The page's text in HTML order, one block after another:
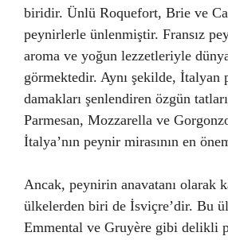
biridir. Ünlü Roquefort, Brie ve
peynirlerle ünlenmiştir. Fransız
aroma ve yoğun lezzetleriyle
görmektedir. Aynı şekilde, İtalyan
damakları şenlendiren özgün
Parmesan, Mozzarella ve
İtalya’nın peynir mirasının en
Ancak, peynirin anavatanı olarak
ülkelerden biri de İsviçre’dir. Bu
Emmental ve Gruyère gibi delikli